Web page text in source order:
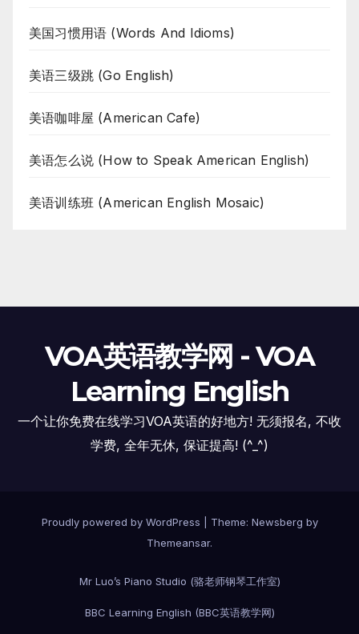
美国习惯用语 (Words And Idioms)
美语三级跳 (Go English)
美语咖啡屋 (American Cafe)
美语怎么说 (How to Speak American English)
美语训练班 (American English Mosaic)
VOA英语教学网 - VOA
Learning English
一个让你免费在线学习VOA英语的好地方! 无须报名, 不收
学费, 全年无休, 保证提高! (^_^)
Proudly powered by WordPress Theme: Newsberg by
Themeansar.
Mr Luo’s Piano Studio (骆老师钢琴工作室)
BBC Learning English (BBC英语教学网)